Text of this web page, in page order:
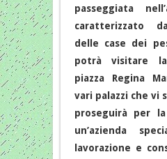
passeggiata
caratterizzato
delle case dei
potrà visitare
piazza Regina
vari palazzi che vi
proseguirà per
un’azienda
lavorazione e